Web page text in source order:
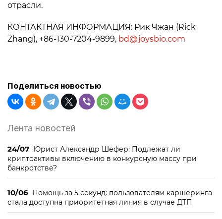
отрасли.
КОНТАКТНАЯ ИНФОРМАЦИЯ: Рик Чжан (Rick
Zhang), +86-130-7204-9899, bd@joysbio.com
Поделиться новостью
Лента новостей
24/07 Юрист Александр Шефер: Подлежат ли
криптоактивы включению в конкурсную массу при
банкротстве?
10/06 Помощь за 5 секунд: пользователям каршеринга
стала доступна приоритетная линия в случае ДТП